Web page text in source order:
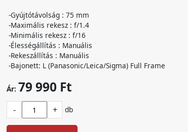
-Gyújtótávolság : 75 mm
-Maximális rekesz : f/1.4
-Minimális rekesz : f/16
-Élességállítás : Manuális
-Rekeszállítás : Manuális
-Bajonett: L (Panasonic/Leica/Sigma) Full Frame
Ár: 79 990 Ft
- + db